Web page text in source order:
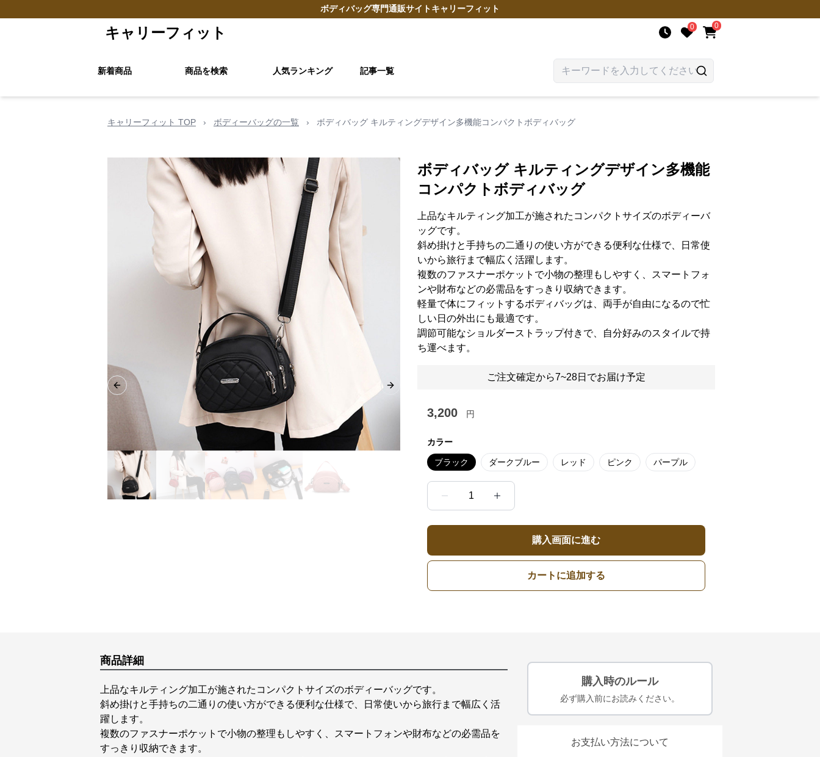
ボディバッグ専門通販サイトキャリーフィット
キャリーフィット 0 0
新着商品 商品を検索 人気ランキング 記事一覧
キャリーフィット TOP › ボディーバッグの一覧 › ボディバッグ キルティングデザイン多機能コンパクトボディバッグ
Previous slide Next slide
ボディバッグ キルティングデザイン多機能
コンパクトボディバッグ
上品なキルティング加工が施されたコンパクトサイズのボディーバ
ッグです。
斜め掛けと手持ちの二通りの使い方ができる便利な仕様で、日常使
いから旅行まで幅広く活躍します。
複数のファスナーポケットで小物の整理もしやすく、スマートフォ
ンや財布などの必需品をすっきり収納できます。
軽量で体にフィットするボディバッグは、両手が自由になるので忙
しい日の外出にも最適です。
調節可能なショルダーストラップ付きで、自分好みのスタイルで持
ち運べます。
ご注文確定から7~28日でお届け予定
3,200 円
カラー
ブラック ダークブルー レッド ピンク パープル
1
購入画面に進む
カートに追加する
商品詳細
上品なキルティング加工が施されたコンパクトサイズのボディーバッグです。
斜め掛けと手持ちの二通りの使い方ができる便利な仕様で、日常使いから旅行まで幅広く活
躍します。
複数のファスナーポケットで小物の整理もしやすく、スマートフォンや財布などの必需品を
すっきり収納できます。
購入時のルール
必ず購入前にお読みください。
お支払い方法について